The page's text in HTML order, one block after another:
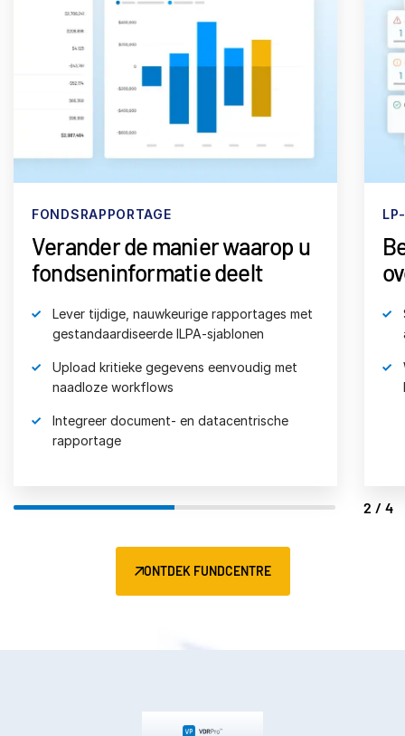
FONDSRAPPORTAGE
Verander de manier waarop u
fondseninformatie deelt
Lever tijdige, nauwkeurige rapportages met
gestandaardiseerde ILPA-sjablonen
Upload kritieke gegevens eenvoudig met
naadloze workflows
Integreer document- en datacentrische
rapportage
2/4
ONTDEK FUNDCENTRE